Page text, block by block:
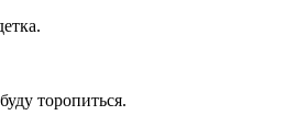
торопиться.